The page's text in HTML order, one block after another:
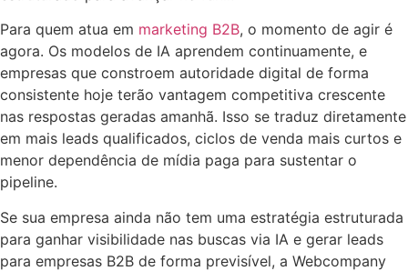
Para quem atua em marketing B2B, o momento de agir é
agora. Os modelos de IA aprendem continuamente, e
empresas que constroem autoridade digital de forma
consistente hoje terão vantagem competitiva crescente
nas respostas geradas amanhã. Isso se traduz diretamente
em mais leads qualificados, ciclos de venda mais curtos e
menor dependência de mídia paga para sustentar o
pipeline.
Se sua empresa ainda não tem uma estratégia estruturada
para ganhar visibilidade nas buscas via IA e gerar leads
para empresas B2B de forma previsível, a Webcompany